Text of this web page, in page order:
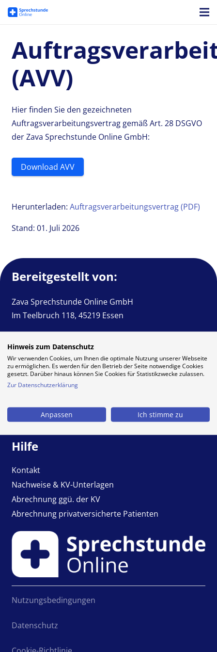
(AVV)
Hier finden Sie den gezeichneten
Auftragsverarbeitungsvertrag gemäß Art. 28 DSGVO
der Zava Sprechstunde Online GmbH:
Download AVV
Herunterladen: Auftragsverarbeitungsvertrag (PDF)
Stand: 01. Juli 2026
Bereitgestellt von:
Zava Sprechstunde Online GmbH
Im Teelbruch 118, 45219 Essen
Über uns
Über uns
Managementteam
Blog
Zava Telemedizin Campus
Hilfe
Kontakt
Nachweise & KV-Unterlagen
Abrechnung ggü. der KV
Abrechnung privatversicherte Patienten
Nutzungsbedingungen
Datenschutz
Hinweis zum Datenschutz
Wir verwenden Cookies, um Ihnen die optimale Nutzung unserer Webseite
zu ermöglichen. Es werden für den Betrieb der Seite notwendige Cookies
gesetzt. Darüber hinaus können Sie Cookies für Statistikzwecke zulassen.
Zur Datenschutzerklärung
Anpassen Ich stimme zu